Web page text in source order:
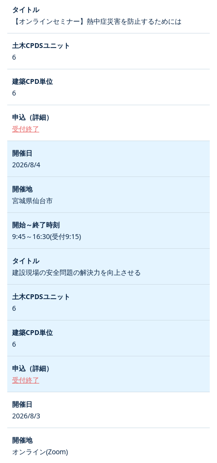
【オンラインセミナー】熱中症災害を防止するためには
6
6
受付終了
2026/8/4
宮城県仙台市
9:45～16:30(受付9:15)
建設現場の安全問題の解決力を向上させる
6
6
受付終了
2026/8/3
オンライン(Zoom)